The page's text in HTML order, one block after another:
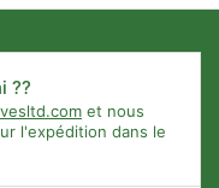
??
et nous
l'expédition dans le